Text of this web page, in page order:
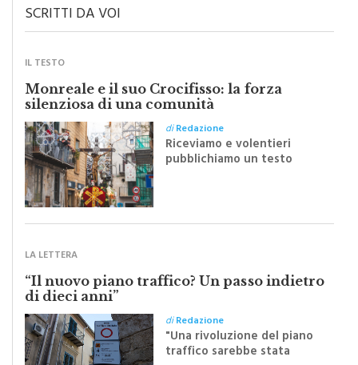
SCRITTI DA VOI
IL TESTO
Monreale e il suo Crocifisso: la forza
silenziosa di una comunità
diRedazione
Riceviamo e volentieri
pubblichiamo un testo
Festa del Santissimo
LA LETTERA
“Il nuovo piano traffico? Un passo indietro
di dieci anni”
diRedazione
"Una rivoluzione del piano
traffico sarebbe stata